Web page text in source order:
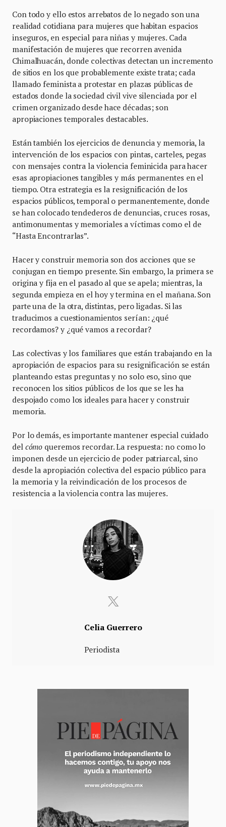
Con todo y ello estos arrebatos de lo negado son una
realidad cotidiana para mujeres que habitan espacios
inseguros, en especial para niñas y mujeres. Cada
manifestación de mujeres que recorren avenida
Chimalhuacán, donde colectivas detectan un incremento
de sitios en los que probablemente existe trata; cada
llamado feminista a protestar en plazas públicas de
estados donde la sociedad civil vive silenciada por el
crimen organizado desde hace décadas; son
apropiaciones temporales destacables.
Están también los ejercicios de denuncia y memoria, la
intervención de los espacios con pintas, carteles, pegas
con mensajes contra la violencia feminicida para hacer
esas apropiaciones tangibles y más permanentes en el
tiempo. Otra estrategia es la resignificación de los
espacios públicos, temporal o permanentemente, donde
se han colocado tendederos de denuncias, cruces rosas,
antimonumentas y memoriales a víctimas como el de
“Hasta Encontrarlas”.
Hacer y construir memoria son dos acciones que se
conjugan en tiempo presente. Sin embargo, la primera se
origina y fija en el pasado al que se apela; mientras, la
segunda empieza en el hoy y termina en el mañana. Son
parte una de la otra, distintas, pero ligadas. Si las
traducimos a cuestionamientos serían: ¿qué
recordamos? y ¿qué vamos a recordar?
Las colectivas y los familiares que están trabajando en la
apropiación de espacios para su resignificación se están
planteando estas preguntas y no solo eso, sino que
reconocen los sitios públicos de los que se les ha
despojado como los ideales para hacer y construir
memoria.
Por lo demás, es importante mantener especial cuidado
del cómo queremos recordar. La respuesta: no como lo
imponen desde un ejercicio de poder patriarcal, sino
desde la apropiación colectiva del espacio público para
la memoria y la reivindicación de los procesos de
resistencia a la violencia contra las mujeres.
Celia Guerrero
Periodista